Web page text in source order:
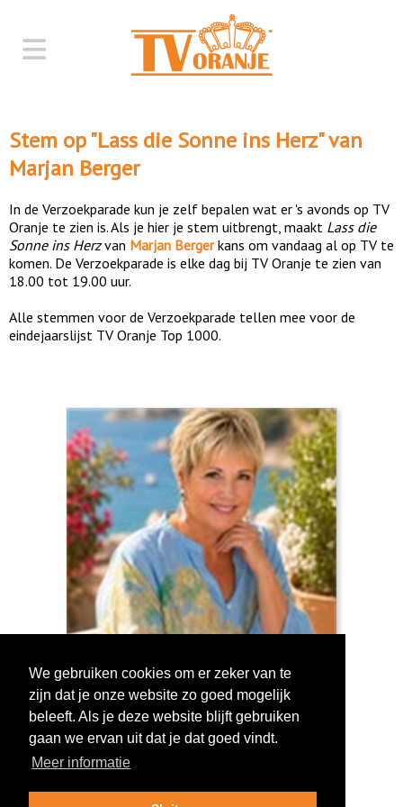
Stem op "Lass die Sonne ins Herz" van
Marjan Berger
In de Verzoekparade kun je zelf bepalen wat er 's avonds op TV
Oranje te zien is. Als je hier je stem uitbrengt, maakt Lass die
Sonne ins Herzvan Marjan Bergerkans om vandaag al op TV te
komen. De Verzoekparade is elke dag bij TV Oranje te zien van
18.00 tot 19.00 uur.
Alle stemmen voor de Verzoekparade tellen mee voor de
eindejaarslijst TV Oranje Top 1000.
Log in om te stemmen!
We gebruiken cookies om er zeker van te
zijn dat je onze website zo goed mogelijk
beleeft. Als je deze website blijft gebruiken
gaan we ervan uit dat je dat goed vindt.
Meer informatie